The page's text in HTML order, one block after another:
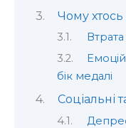
Чому хтось
бік медалі
Соціальні